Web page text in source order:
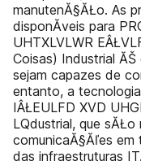
manutenĂ§ĂŁo. As
disponĂ­veis para
UHTXLVLWR
Coisas) Industrial
sejam capazes de
entanto, a
IÂŁEULFD XVD
LQdustrial, que
comunicaĂ§Ăľes em
das infraestruturas